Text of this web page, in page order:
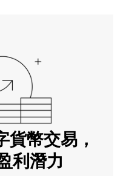
貨幣交易，
利潛力